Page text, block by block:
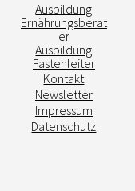
Ausbildung
Ernährungsberat
er
Ausbildung
Fastenleiter
Kontakt
Newsletter
Impressum
Datenschutz